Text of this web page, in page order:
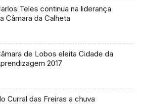
Teles continua na liderança
Câmara da Calheta
de Lobos eleita Cidade da
2017
Curral das Freiras a chuva